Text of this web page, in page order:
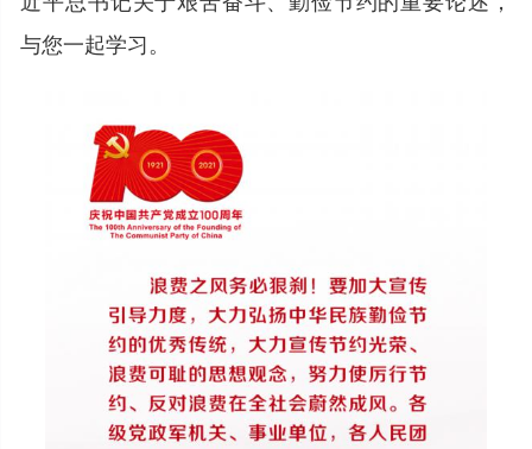
与您一起学习。